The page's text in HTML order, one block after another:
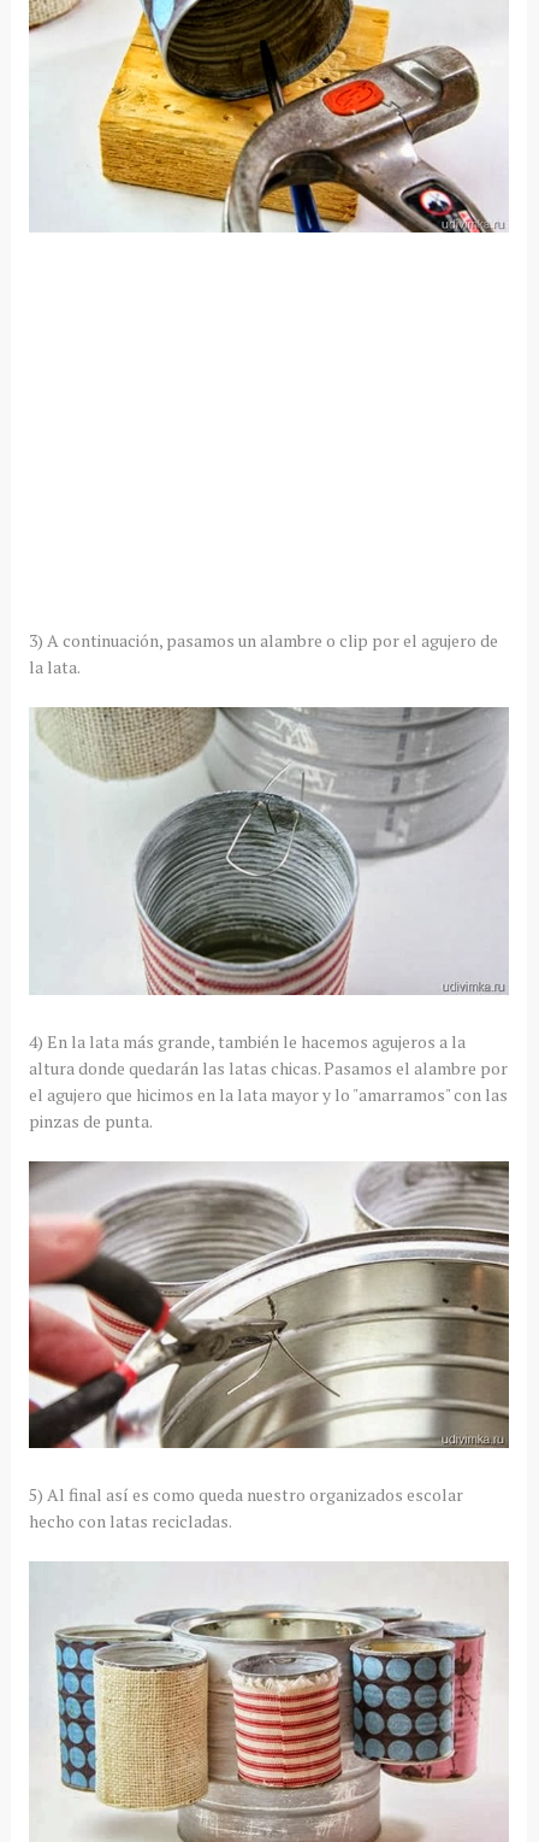
3) A continuación, pasamos un alambre o clip por el agujero de
la lata.
4) En la lata más grande, también le hacemos agujeros a la
altura donde quedarán las latas chicas. Pasamos el alambre por
el agujero que hicimos en la lata mayor y lo "amarramos" con las
pinzas de punta.
5) Al final así es como queda nuestro organizados escolar
hecho con latas recicladas.